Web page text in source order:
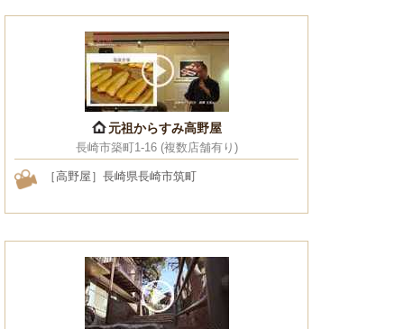
元祖からすみ高野屋
長崎市築町1-16 (複数店舗有り)
［高野屋］長崎県長崎市筑町